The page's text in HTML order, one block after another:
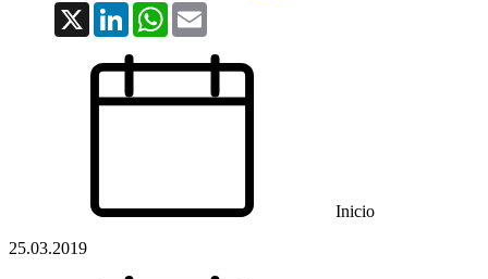
X LinkedInWhatsApp
Inicio
25.03.2019